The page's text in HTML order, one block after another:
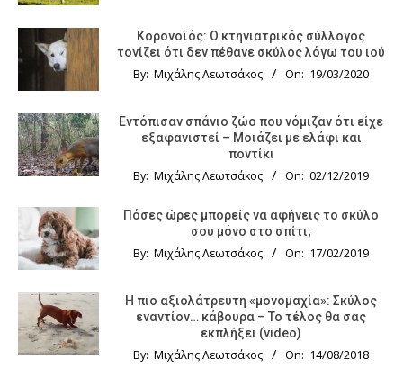
Κορονοϊός: Ο κτηνιατρικός σύλλογος
τονίζει ότι δεν πέθανε σκύλος λόγω του ιού
By: Μιχάλης Λεωτσάκος On: 19/03/2020
Εντόπισαν σπάνιο ζώο που νόμιζαν ότι είχε
εξαφανιστεί – Μοιάζει με ελάφι και
ποντίκι
By: Μιχάλης Λεωτσάκος On: 02/12/2019
Πόσες ώρες μπορείς να αφήνεις το σκύλο
σου μόνο στο σπίτι;
By: Μιχάλης Λεωτσάκος On: 17/02/2019
Η πιο αξιολάτρευτη «μονομαχία»: Σκύλος
εναντίον… κάβουρα – Το τέλος θα σας
εκπλήξει (video)
By: Μιχάλης Λεωτσάκος On: 14/08/2018